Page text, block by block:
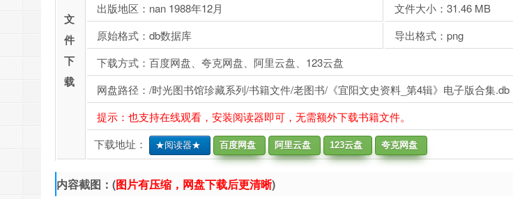
文
件
下
载
出版地区：nan 1988年12月
文件大小：31.46 MB
原始格式：db数据库
导出格式：png
下载方式：百度网盘、夸克网盘、阿里云盘、123云盘
网盘路径：/时光图书馆珍藏系列/书籍文件/老图书/《宜阳文史资料_第4辑》电子版合集.db
提示：也支持在线观看，安装阅读器即可，无需额外下载书籍文件。
下载地址：
★阅读器★ 百度网盘 阿里云盘 123云盘 夸克网盘
内容截图：(图片有压缩，网盘下载后更清晰)